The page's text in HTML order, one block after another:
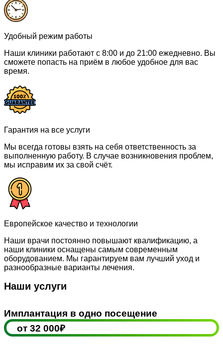
Удобный режим работы
Наши клиники работают с 8:00 и до 21:00 ежедневно. Вы
сможете попасть на приём в любое удобное для вас
время.
Гарантия на все услуги
Мы всегда готовы взять на себя ответственность за
выполненную работу. В случае возникновения проблем,
мы исправим их за свой счёт.
Европейское качество и технологии
Наши врачи постоянно повышают квалификацию, а
наши клиники оснащены самым современным
оборудованием. Мы гарантируем вам лучший уход и
разнообразные варианты лечения.
Наши услуги
Имплантация в одно посещение
от 32 000₽